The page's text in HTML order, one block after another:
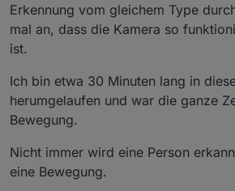
Erkennung vom gleichem Type
mal an, dass die Kamera so
ist.
Ich bin etwa 30 Minuten lang in
herumgelaufen und war die ganze
Bewegung.
Nicht immer wird eine Person
eine Bewegung.